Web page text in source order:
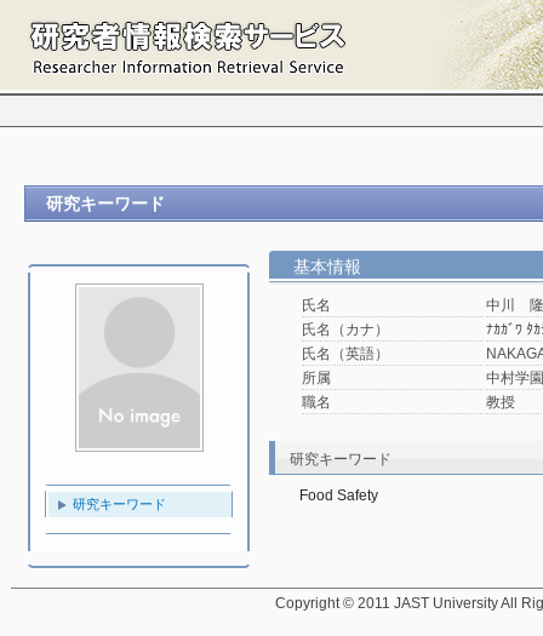
研究キーワード
研究キーワード
基本情報
氏名
中川 隆
氏名（カナ）
ﾅｶｶﾞﾜ ﾀｶ
氏名（英語）
所属
中村学
職名
教授
研究キーワード
Food Safety